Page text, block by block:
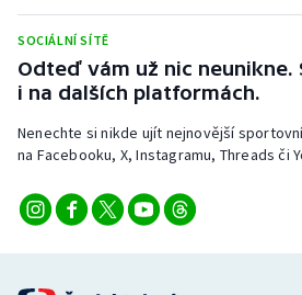
Sportovní střelba
Stolní tenis
Triatlon
SOCIÁLNÍ SÍTĚ
Odteď vám už nic neunikne.
i na dalších platformách.
Nenechte si nikde ujít nejnovější
na Facebooku, X, Instagramu, Threads či